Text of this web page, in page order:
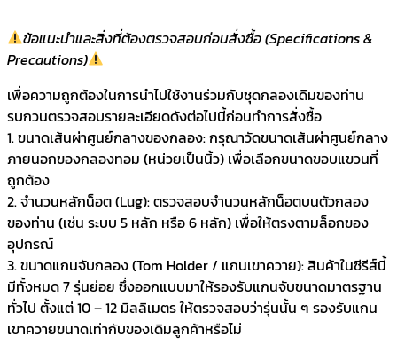
ข้อแนะนำและสิ่งที่ต้องตรวจสอบก่อนสั่งซื้อ (Specifications &
Precautions)
เพื่อความถูกต้องในการนำไปใช้งานร่วมกับชุดกลองเดิมของท่าน
รบกวนตรวจสอบรายละเอียดดังต่อไปนี้ก่อนทำการสั่งซื้อ
1. ขนาดเส้นผ่าศูนย์กลางของกลอง: กรุณาวัดขนาดเส้นผ่าศูนย์กลาง
ภายนอกของกลองทอม (หน่วยเป็นนิ้ว) เพื่อเลือกขนาดขอบแขวนที่
ถูกต้อง
2. จำนวนหลักน็อต (Lug): ตรวจสอบจำนวนหลักน็อตบนตัวกลอง
ของท่าน (เช่น ระบบ 5 หลัก หรือ 6 หลัก) เพื่อให้ตรงตามล็อกของ
อุปกรณ์
3. ขนาดแกนจับกลอง (Tom Holder / แกนเขาควาย): สินค้าในซีรีส์นี้
มีทั้งหมด 7 รุ่นย่อย ซึ่งออกแบบมาให้รองรับแกนจับขนาดมาตรฐาน
ทั่วไป ตั้งแต่ 10 – 12 มิลลิเมตร ให้ตรวจสอบว่ารุ่นนั้น ๆ รองรับแกน
เขาควายขนาดเท่ากับของเดิมลูกค้าหรือไม่